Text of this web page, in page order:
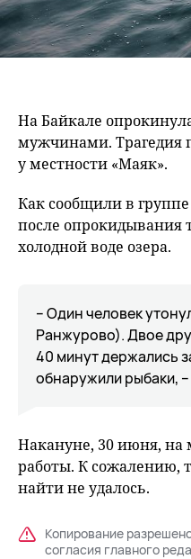
На Байкале
мужчинами. Трагедия
у местности «Маяк».
Как сообщили в
после опрокидывания
холодной воде озера.
– Один человек
Ранжурово). Двое
40 минут держались
обнаружили рыбаки,
Накануне, 30 июня, на
работы. К сожалению,
найти не удалось.
Копирование
согласия главного